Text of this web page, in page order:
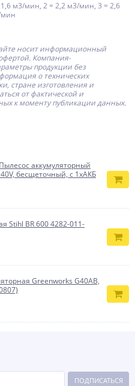
1,6 м3/мин, 2 = 2,2 м3/мин, 3 = 2,6
носит информационный
Компания-
продукции без
о технических
стране изготовления и
от фактической и
к моменту публикации данных.
аккумуляторный
бесщеточный, c 1хАКБ
Stihl BR 600 4282-011-
Greenworks G40AB,
ПОДПИСАТЬСЯ